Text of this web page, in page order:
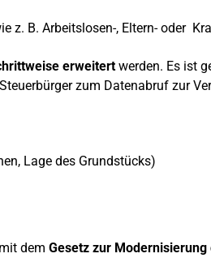
z. B. Arbeitslosen-, Eltern- oder
erweitertwerden. Es ist
zum Datenabruf zur
Lage des Grundstücks)
dem Gesetz zur